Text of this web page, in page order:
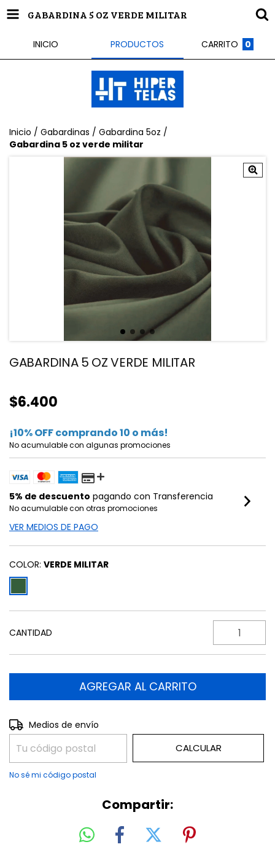
GABARDINA 5 OZ VERDE MILITAR
INICIO PRODUCTOS CARRITO 0
Inicio / Gabardinas / Gabardina 5oz /
Gabardina 5 oz verde militar
GABARDINA 5 OZ VERDE MILITAR
$6.400
¡10% OFF comprando 10 o más!
No acumulable con algunas promociones
5% de descuento pagando con Transferencia
No acumulable con otras promociones
VER MEDIOS DE PAGO
COLOR: VERDE MILITAR
CANTIDAD
Entregas para el CP:
Medios de envío
CALCULAR
No sé mi código postal
Compartir: